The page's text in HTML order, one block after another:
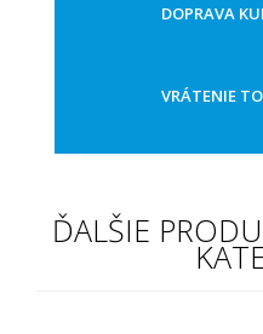
DOPRAVA
VRÁTENIE
ĎALŠIE